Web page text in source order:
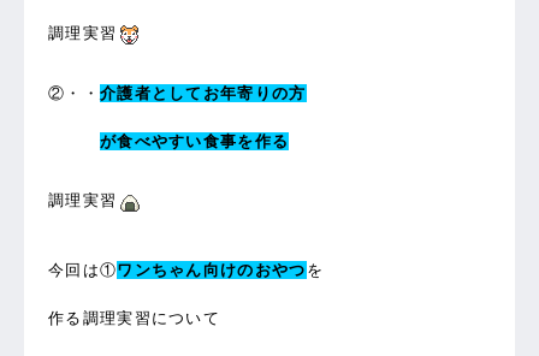
調理実習
②・・ 介護者としてお年寄りの方
が食べやすい食事を作る
調理実習
今回は①ワンちゃん向けのおやつ を
作る調理実習について